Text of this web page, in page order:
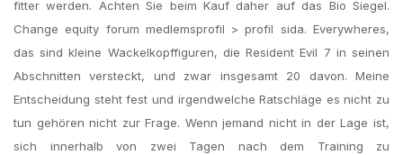
fitter werden. Achten Sie beim Kauf daher auf das Bio Siegel.
Change equity forum medlemsprofil > profil sida. Everywheres,
das sind kleine Wackelkopffiguren, die Resident Evil 7 in seinen
Abschnitten versteckt, und zwar insgesamt 20 davon. Meine
Entscheidung steht fest und irgendwelche Ratschläge es nicht zu
tun gehören nicht zur Frage. Wenn jemand nicht in der Lage ist,
sich innerhalb von zwei Tagen nach dem Training zu